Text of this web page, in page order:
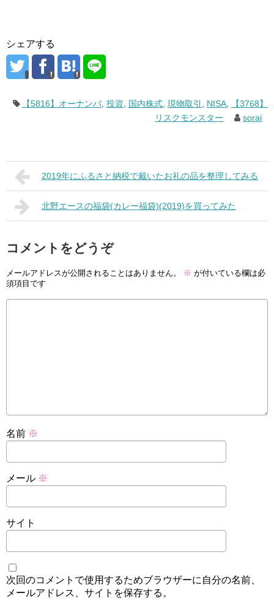
シェアする
【5816】オーナンバ, 投資 国内株式 現物取引 NISA
【3768】
リスクモンスター
sorai
2019年にふるさと納税で戴いたお礼の品を整理してみる
北野エースの福袋(カレー福袋)(2019)を買ってみた
コメントをどうぞ
メールアドレスが公開されることはありません。 ※ が付いている欄は必
須項目です
名前 ※
メール ※
サイト
次回のコメントで使用するためブラウザーに自分の名前、
メールアドレス、サイトを保存する。